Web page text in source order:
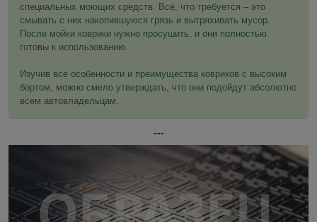
специальных моющих средств. Всё, что требуется – это
смывать с них накопившуюся грязь и вытряхивать мусор.
После мойки коврики нужно просушить, и они полностью
готовы к использованию.
Изучив все особенности и преимущества ковриков с высоким
бортом, можно смело утверждать, что они подойдут абсолютно
всем автовладельцам.
---